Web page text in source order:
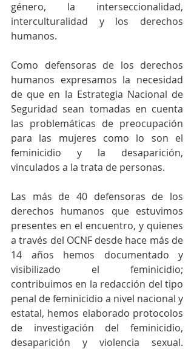
género, la interseccionalidad,
interculturalidad y los derechos
humanos.
Como defensoras de los derechos
humanos expresamos la necesidad
de que en la Estrategia Nacional de
Seguridad sean tomadas en cuenta
las problemáticas de preocupación
para las mujeres como lo son el
feminicidio y la desaparición,
vinculados a la trata de personas.
Las más de 40 defensoras de los
derechos humanos que estuvimos
presentes en el encuentro, y quienes
a través del OCNF desde hace más de
14 años hemos documentado y
visibilizado el feminicidio;
contribuimos en la redacción del tipo
penal de feminicidio a nivel nacional y
estatal, hemos elaborado protocolos
de investigación del feminicidio,
desaparición y violencia sexual.